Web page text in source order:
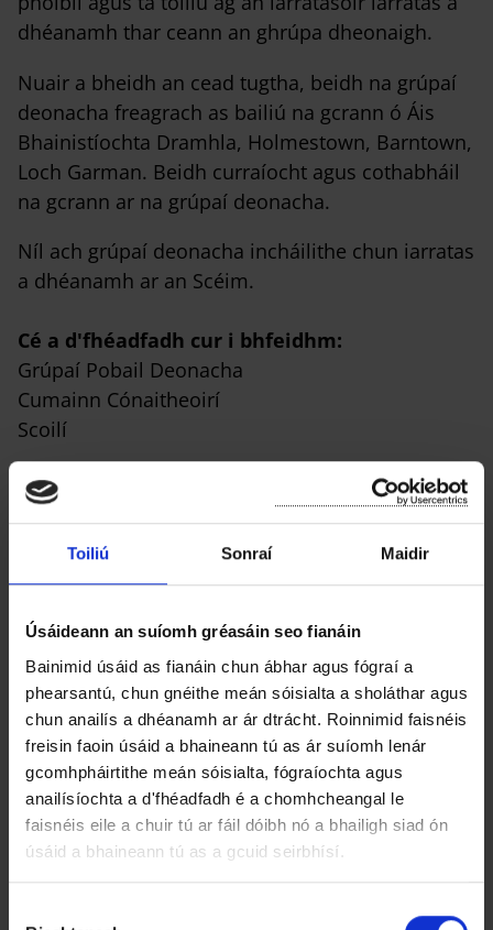
Toiliú Sonraí Maidir
Úsáideann an suíomh gréasáin seo fianáin
Bainimid úsáid as fianáin chun ábhar agus fógraí a
phearsantú, chun gnéithe meán sóisialta a sholáthar agus
chun anailís a dhéanamh ar ár dtrácht. Roinnimid faisnéis
freisin faoin úsáid a bhaineann tú as ár suíomh lenár
gcomhpháirtithe meán sóisialta, fógraíochta agus
anailísíochta a d'fhéadfadh é a chomhcheangal le
faisnéis eile a chuir tú ar fáil dóibh nó a bhailigh siad ón
úsáid a bhaineann tú as a gcuid seirbhísí.
dhéanamh thar ceann an ghrúpa dheonaigh.
Nuair a bheidh an cead tugtha, beidh na grúpaí
deonacha freagrach as bailiú na gcrann ó Áis
Bhainistíochta Dramhla, Holmestown, Barntown,
Loch Garman. Beidh curraíocht agus cothabháil
na gcrann ar na grúpaí deonacha.
Níl ach grúpaí deonacha incháilithe chun iarratas
a dhéanamh ar an Scéim.
Cé a d'fhéadfadh cur i bhfeidhm:
Grúpaí Pobail Deonacha
Cumainn Cónaitheoirí
Scoilí
Céard is féidir le d'grúpa cur i bhfeidhm?
Is féidir le grúpa cur i bhfeidhm ar cheann de na
Uaslíon de 6 chrann
• Uasmhéid de 200 d'aon teaglaim de phlandaí
fál sceach / plandaí fál dúchasacha / crainn bhuí
/ crainn óga
Tá na hiarratais dúnta anois.
Ba é an dáta deiridh le haghaidh iarratais a fháil
náDé hAoine 3 Deireadh Fómhair 2025 @ 4pm
Más gá tuilleadh eolais a fháil maidir leis an